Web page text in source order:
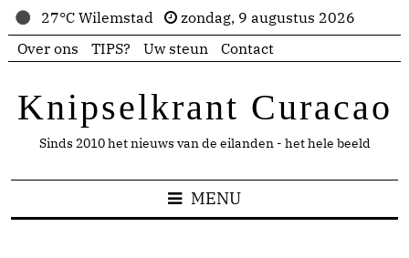
27°C Wilemstad
zondag, 9 augustus 2026
Over ons
TIPS? Uw steun Contact
Knipselkrant Curacao
Sinds 2010 het nieuws van de eilanden - het hele beeld
MENU